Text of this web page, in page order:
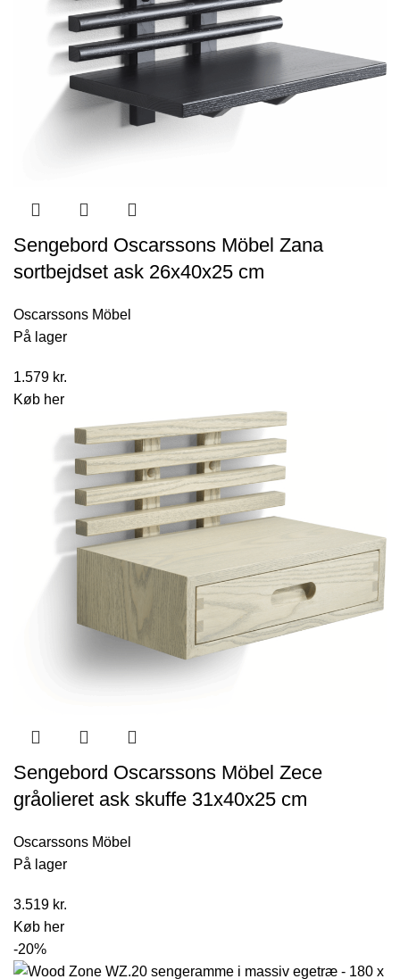
Sengebord Oscarssons Möbel Zana
sortbejdset ask 26x40x25 cm
Oscarssons Möbel
På lager
1.579 kr.
Køb her
Sengebord Oscarssons Möbel Zece
gråolieret ask skuffe 31x40x25 cm
Oscarssons Möbel
På lager
3.519 kr.
Køb her
-20%